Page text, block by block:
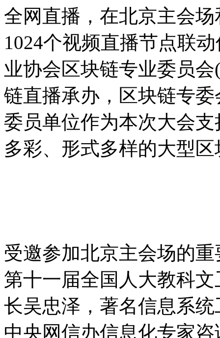
全网直播，在北京主会
1024个视频直播节点联
业协会区块链专业委员
链直播承办，区块链专
委员单位作为本次大会
多彩、形式多样的大型
受邀参加北京主会场的
第十一届全国人大教科
长吴忠泽，著名信息系
中央网信办信息化专家